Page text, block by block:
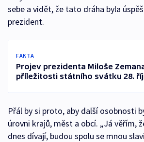
sebe a vidět, že tato dráha byla
prezident.
FAKTA
Projev prezidenta Miloše
příležitosti státního svátku 28.
Přál by si proto, aby další osobnosti
úrovni krajů, měst a obcí. „Já věřím,
dnes dívají, budou spolu se mnou